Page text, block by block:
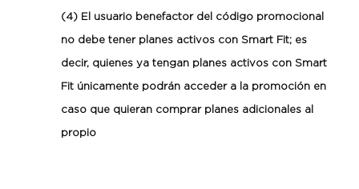
(4) El usuario benefactor del código promocional
no debe tener planes activos con Smart Fit; es
decir, quienes ya tengan planes activos con Smart
Fit únicamente podrán acceder a la promoción en
caso que quieran comprar planes adicionales al
propio